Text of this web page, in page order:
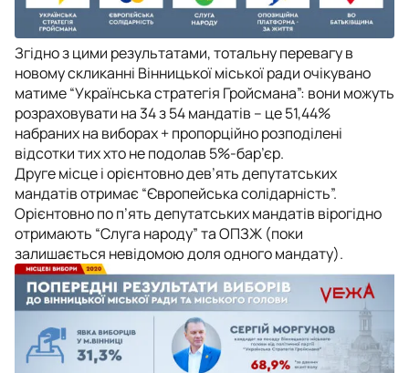
Згідно з цими результатами, тотальну перевагу в
новому скликанні Вінницької міської ради очікувано
матиме “Українська стратегія Гройсмана”: вони можуть
розраховувати на 34 з 54 мандатів – це 51,44%
набраних на виборах + пропорційно розподілені
відсотки тих хто не подолав 5%-бар’єр.
Друге місце і орієнтовно дев’ять депутатських
мандатів отримає “Європейська солідарність”.
Орієнтовно по п’ять депутатських мандатів вірогідно
отримають “Слуга народу” та ОПЗЖ (поки
залишається невідомою доля одного мандату).